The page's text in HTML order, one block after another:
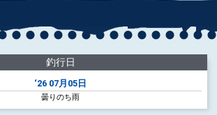
釣行日
‘26 07月05日
曇りのち雨